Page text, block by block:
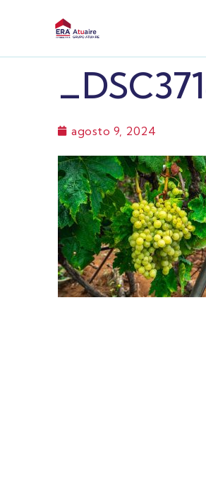
agosto 9, 2024